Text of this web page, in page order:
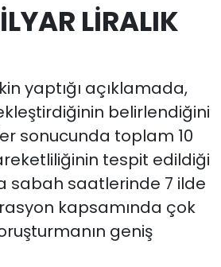
LİRALIK
yaptığı açıklamada,
belirlendiğini
sonucunda toplam 10
tespit edildiği
sabah saatlerinde 7 ilde
kapsamında çok
geniş